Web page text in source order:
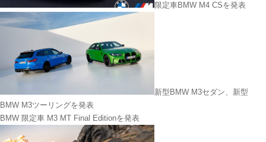
限定車BMW M4 CSを発表
新型BMW M3セダン、新型
BMW M3ツーリングを発表
BMW 限定車 M3 MT Final Editionを発表